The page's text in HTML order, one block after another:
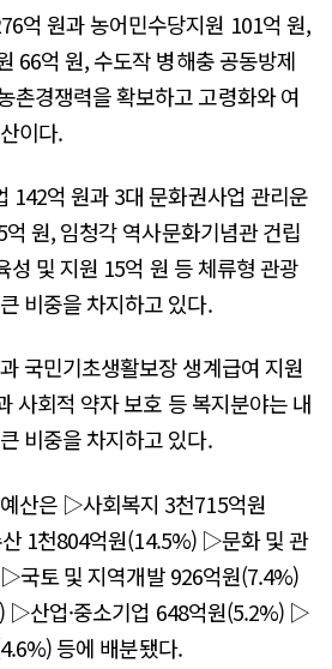
억 원과 농어민수당지원 101억 원,
66억 원, 수도작 병해충 공동방제
촌경쟁력을 확보하고 고령화와 여
이다.
142억 원과 3대 문화권사업 관리운
원, 임청각 역사문화기념관 건립
성 및 지원 15억 원 등 체류형 관광
비중을 차지하고 있다.
국민기초생활보장 생계급여 지원
사회적 약자 보호 등 복지분야는 내
비중을 차지하고 있다.
산은 ▷사회복지 3천715억원
1천804억원(14.5%) ▷문화 및 관
국토 및 지역개발 926억원(7.4%)
▷산업·중소기업 648억원(5.2%) ▷
등에 배분됐다.